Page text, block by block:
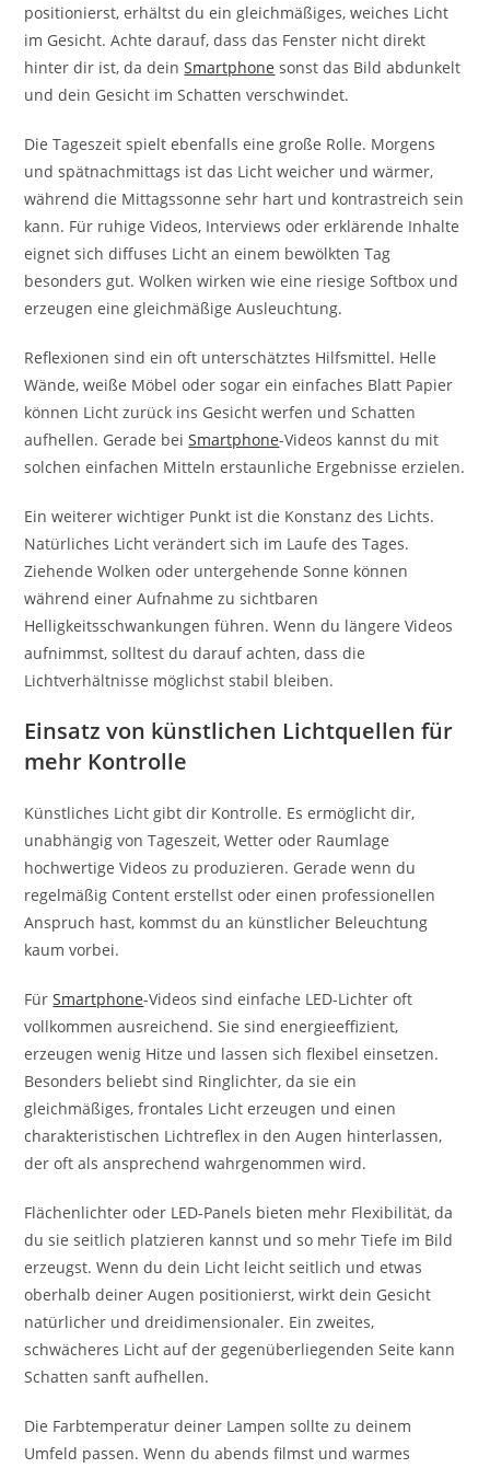
positionierst, erhältst du ein gleichmäßiges, weiches Licht
im Gesicht. Achte darauf, dass das Fenster nicht direkt
hinter dir ist, da deinSmartphone sonst das Bild abdunkelt
und dein Gesicht im Schatten verschwindet.
Die Tageszeit spielt ebenfalls eine große Rolle. Morgens
und spätnachmittags ist das Licht weicher und wärmer,
während die Mittagssonne sehr hart und kontrastreich sein
kann. Für ruhige Videos, Interviews oder erklärende Inhalte
eignet sich diffuses Licht an einem bewölkten Tag
besonders gut. Wolken wirken wie eine riesige Softbox und
erzeugen eine gleichmäßige Ausleuchtung.
Reflexionen sind ein oft unterschätztes Hilfsmittel. Helle
Wände, weiße Möbel oder sogar ein einfaches Blatt Papier
können Licht zurück ins Gesicht werfen und Schatten
aufhellen. Gerade beiSmartphone-Videos kannst du mit
solchen einfachen Mitteln erstaunliche Ergebnisse erzielen.
Ein weiterer wichtiger Punkt ist die Konstanz des Lichts.
Natürliches Licht verändert sich im Laufe des Tages.
Ziehende Wolken oder untergehende Sonne können
während einer Aufnahme zu sichtbaren
Helligkeitsschwankungen führen. Wenn du längere Videos
aufnimmst, solltest du darauf achten, dass die
Lichtverhältnisse möglichst stabil bleiben.
Einsatz von künstlichen Lichtquellen für
mehr Kontrolle
Künstliches Licht gibt dir Kontrolle. Es ermöglicht dir,
unabhängig von Tageszeit, Wetter oder Raumlage
hochwertige Videos zu produzieren. Gerade wenn du
regelmäßig Content erstellst oder einen professionellen
Anspruch hast, kommst du an künstlicher Beleuchtung
kaum vorbei.
FürSmartphone-Videos sind einfache LED-Lichter oft
vollkommen ausreichend. Sie sind energieeffizient,
erzeugen wenig Hitze und lassen sich flexibel einsetzen.
Besonders beliebt sind Ringlichter, da sie ein
gleichmäßiges, frontales Licht erzeugen und einen
charakteristischen Lichtreflex in den Augen hinterlassen,
der oft als ansprechend wahrgenommen wird.
Flächenlichter oder LED-Panels bieten mehr Flexibilität, da
du sie seitlich platzieren kannst und so mehr Tiefe im Bild
erzeugst. Wenn du dein Licht leicht seitlich und etwas
oberhalb deiner Augen positionierst, wirkt dein Gesicht
natürlicher und dreidimensionaler. Ein zweites,
schwächeres Licht auf der gegenüberliegenden Seite kann
Schatten sanft aufhellen.
Die Farbtemperatur deiner Lampen sollte zu deinem
Umfeld passen. Wenn du abends filmst und warmes